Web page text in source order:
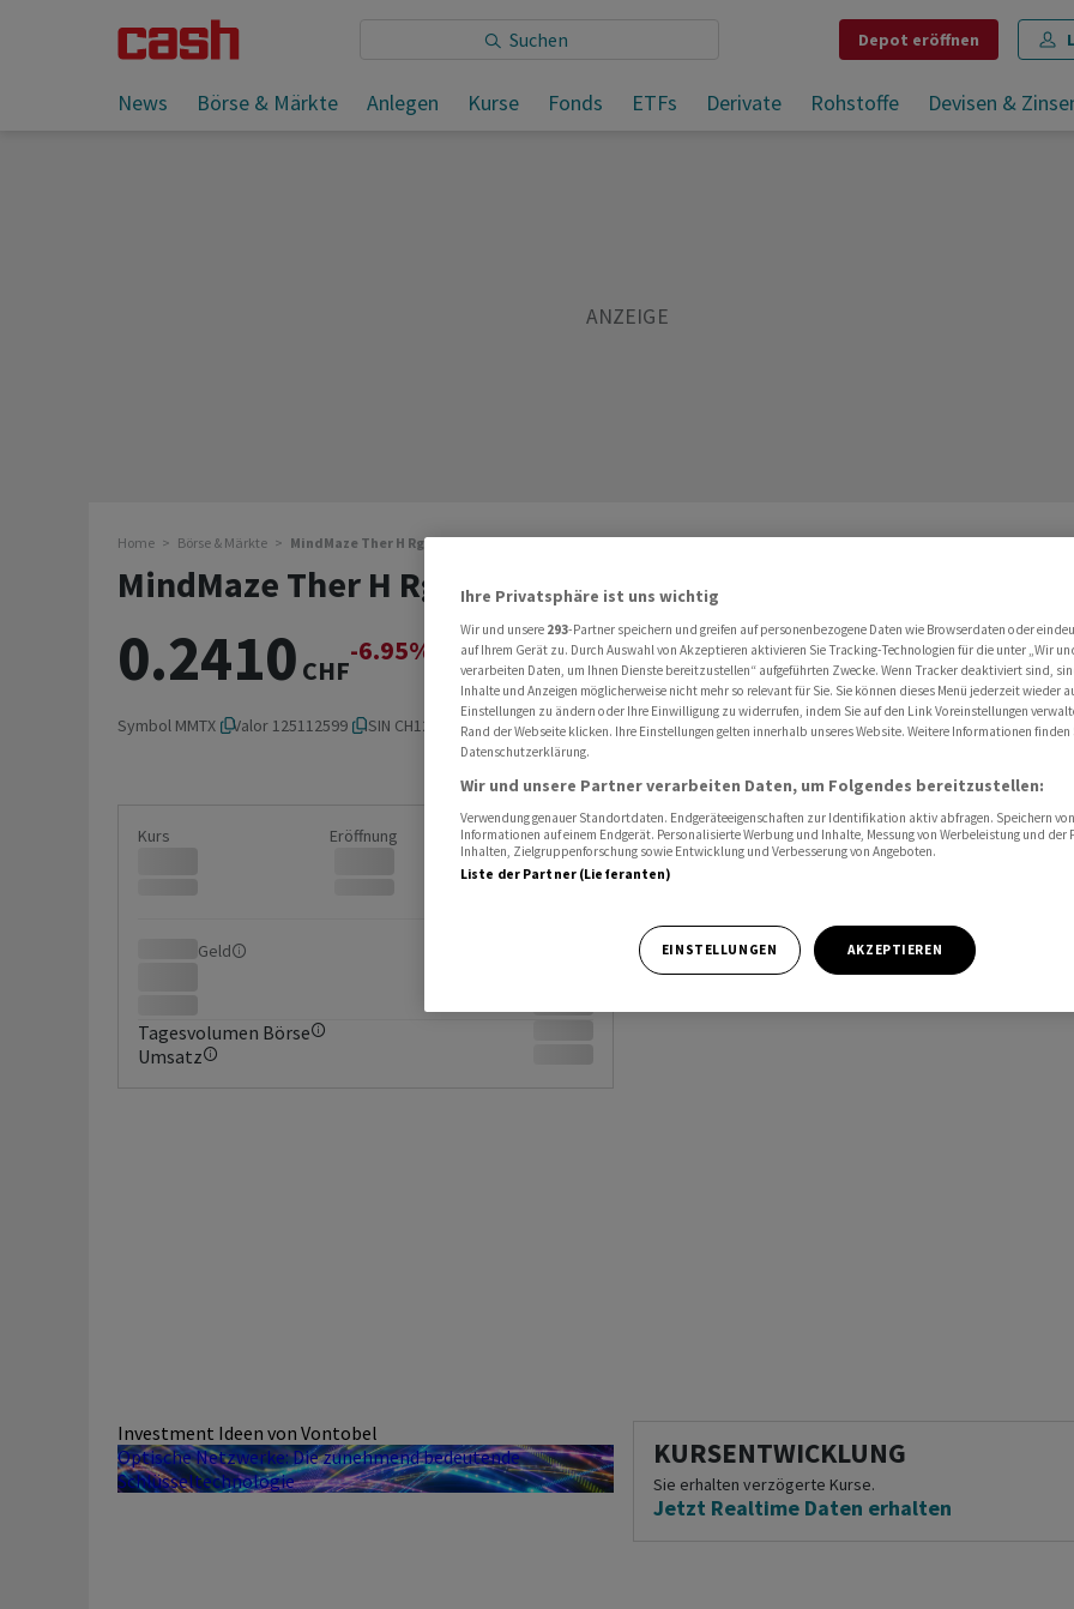
Depot eröffnen
News Börse & Märkte Anlegen Kurse Fonds ETFs Derivate Rohstoffe Devisen &
Home Börse & Märkte MindMaze Ther H Rg
MindMaze Ther H Rg
0.2410 CHF
-6.95% -0.0180
Symbol MMTX Valor 125112599 ISIN CH1251125998
Kurs Eröffnung Vortag
Geld
Tagesvolumen Börse
Umsatz
KURSENTWICKLUNG
Sie erhalten verzögerte Kurse.
Jetzt Realtime Daten erhalten
Investment Ideen von Vontobel
Optische Netzwerke: Die zunehmend bedeutende
Schlüsseltechnologie
Ihre Privatsphäre ist uns wichtig
Wir und unsere 293-Partner speichern und greifen auf personenbezogene Daten wie Browserdaten oder
auf Ihrem Gerät zu. Durch Auswahl von Akzeptieren aktivieren Sie Tracking-Technologien für die unter „Wir
verarbeiten Daten, um Ihnen Dienste bereitzustellen“ aufgeführten Zwecke. Wenn Tracker deaktiviert sind,
Inhalte und Anzeigen möglicherweise nicht mehr so relevant für Sie. Sie können dieses Menü jederzeit wieder
Einstellungen zu ändern oder Ihre Einwilligung zu widerrufen, indem Sie auf den Link Voreinstellungen
Rand der Webseite klicken. Ihre Einstellungen gelten innerhalb unseres Website. Weitere Informationen finden
Datenschutzerklärung.
Wir und unsere Partner verarbeiten Daten, um Folgendes bereitzustellen:
Verwendung genauer Standortdaten. Endgeräteeigenschaften zur Identifikation aktiv abfragen. Speichern
Informationen auf einem Endgerät. Personalisierte Werbung und Inhalte, Messung von Werbeleistung und der
Inhalten, Zielgruppenforschung sowie Entwicklung und Verbesserung von Angeboten.
Liste der Partner (Lieferanten)
EINSTELLUNGEN AKZEPTIEREN